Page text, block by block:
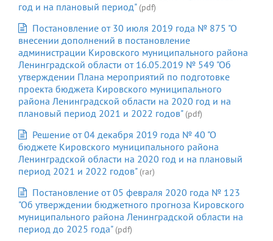
год и на плановый период" (pdf)
Постановление от 30 июля 2019 года № 875 "О
внесении дополнений в постановление
администрации Кировского муниципального района
Ленинградской области от 16.05.2019 № 549 "Об
утверждении Плана мероприятий по подготовке
проекта бюджета Кировского муниципального
района Ленинградской области на 2020 год и на
плановый период 2021 и 2022 годов" (pdf)
Решение от 04 декабря 2019 года № 40 "О
бюджете Кировского муниципального района
Ленинградской области на 2020 год и на плановый
период 2021 и 2022 годов" (rar)
Постановление от 05 февраля 2020 года № 123
"Об утверждении бюджетного прогноза Кировского
муниципального района Ленинградской области на
период до 2025 года" (pdf)